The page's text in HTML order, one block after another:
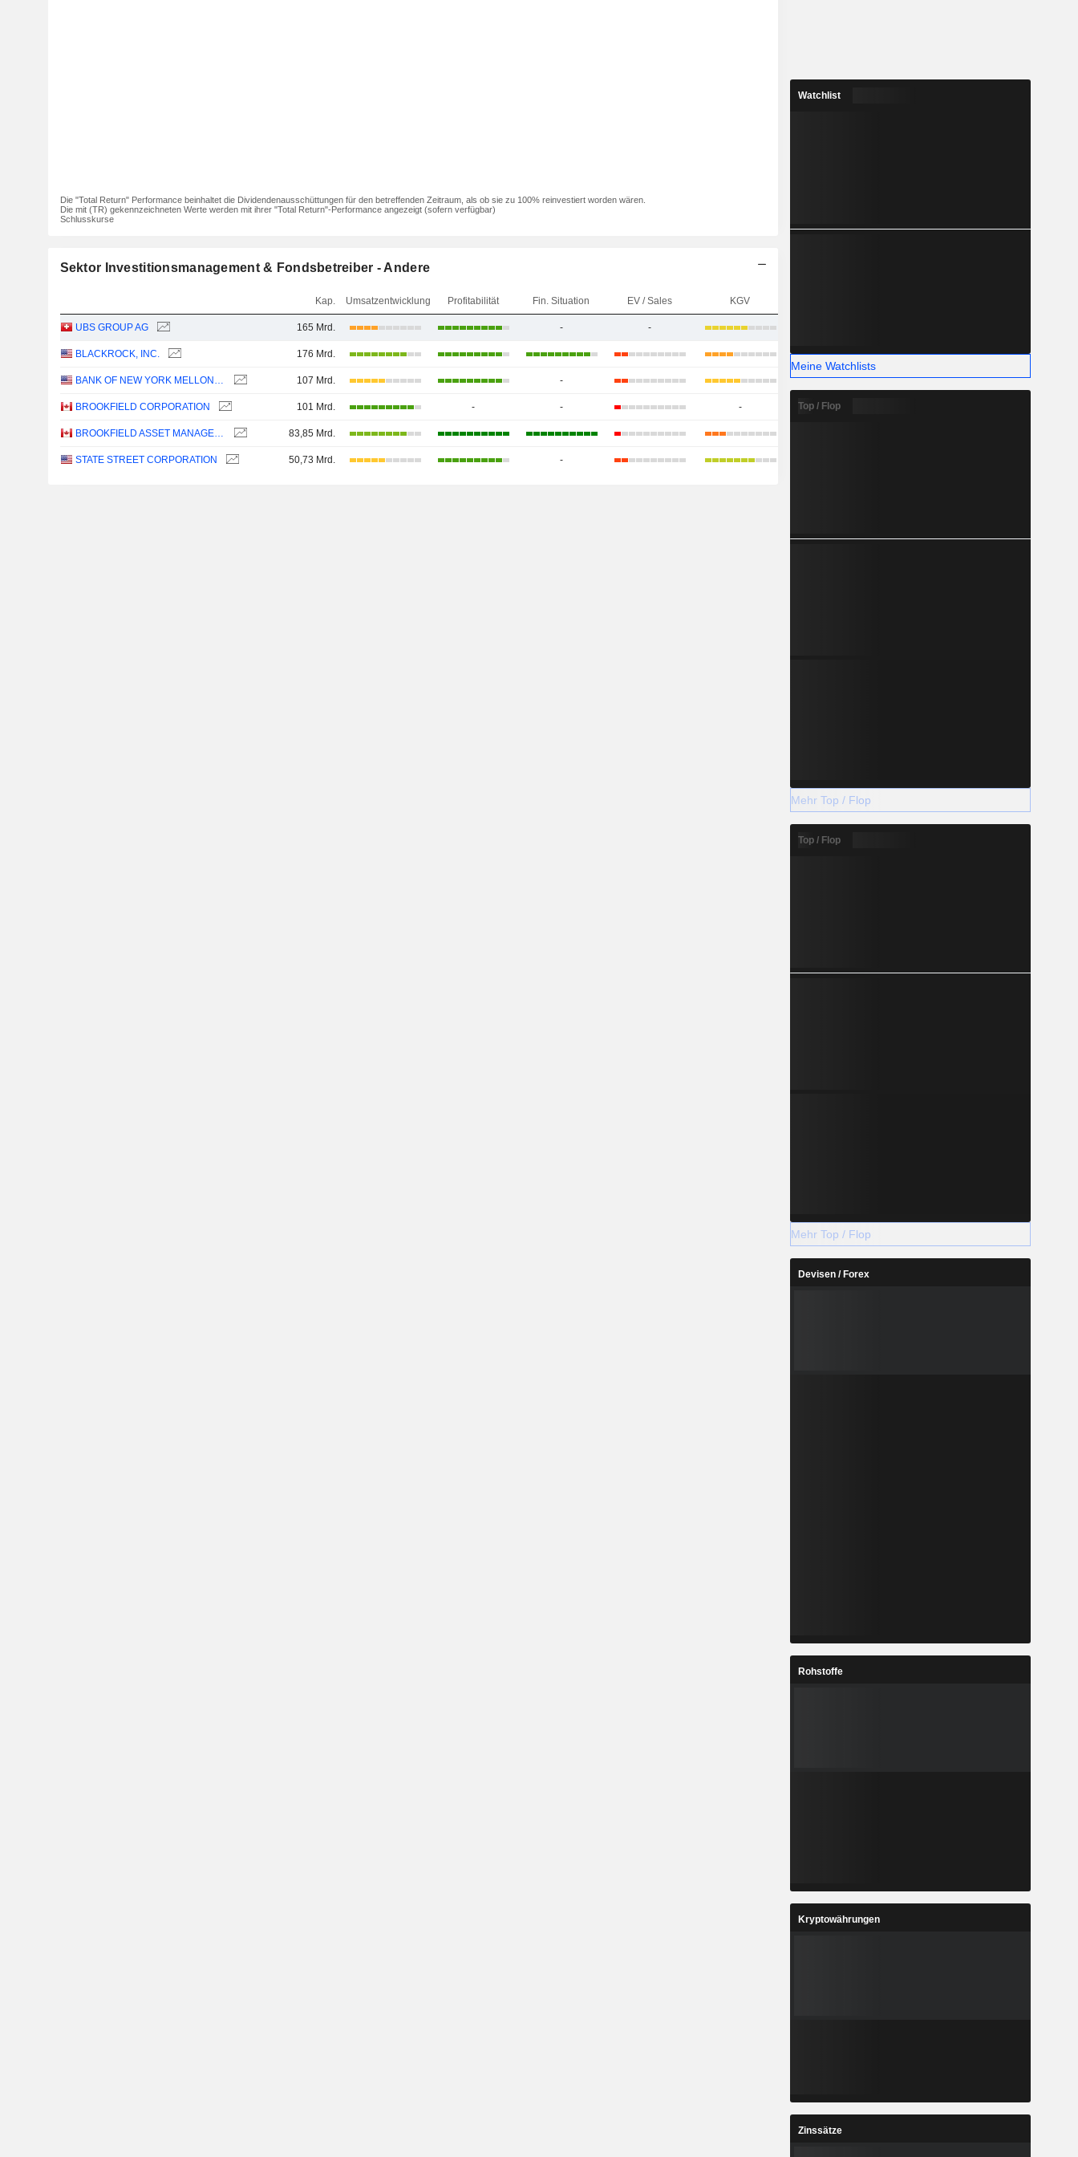
Die "Total Return" Performance beinhaltet die Dividendenausschüttungen für den betreffenden Zeitraum, als ob sie zu 100% reinvestiert worden wären.
Die mit (TR) gekennzeichneten Werte werden mit ihrer "Total Return"-Performance angezeigt (sofern verfügbar)
Schlusskurse
Sektor Investitionsmanagement & Fondsbetreiber - Andere
Kap. Umsatzentwicklung Profitabilität Fin. Situation EV / Sales KGV
UBS GROUP AG 165 Mrd. - -
BLACKROCK, INC. 176 Mrd.
BANK OF NEW YORK MELLON CORPORATION (THE) 107 Mrd. -
BROOKFIELD CORPORATION 101 Mrd. - - -
BROOKFIELD ASSET MANAGEMENT LTD. 83,85 Mrd.
STATE STREET CORPORATION 50,73 Mrd. -
Watchlist
Meine Watchlists
Top / Flop
Mehr Top / Flop
Top / Flop
Mehr Top / Flop
Devisen / Forex
Rohstoffe
Kryptowährungen
Zinssätze